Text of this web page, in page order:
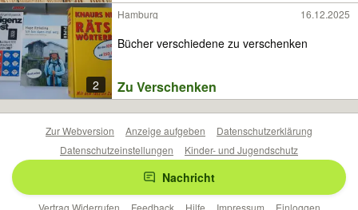
2
Hamburg 16.12.2025
Bücher verschiedene zu verschenken
Zu Verschenken
Nachricht
Zur Webversion Anzeige aufgeben
Datenschutzerklärung
Datenschutzeinstellungen
Kinder- und Jugendschutz
Barrierefreiheitserklärung
Vertrag Widerrufen
Feedback Hilfe Impressum Einloggen